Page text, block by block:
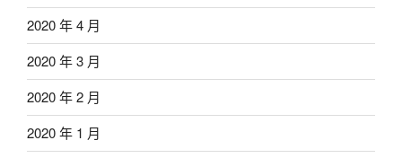
2020 年 4 月
2020 年 3 月
2020 年 2 月
2020 年 1 月